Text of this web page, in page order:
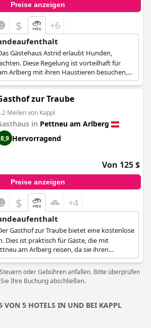
Preise anzeigen
$ +6
Gästehaus Astrid erlaubt Hunden,
Diese Regelung ist vorteilhaft für
Arlberg mit ihren Haustieren besuchen,
und einladende Option bietet.
zur Traube
Meilen von Kappl
in Pettneu am Arlberg
8,9 Hervorragend
Von 125 $
Preise anzeigen
$ +4
Gasthof zur Traube bietet eine kostenlose
Dies ist praktisch für Gäste, die mit
am Arlberg reisen, da sie ihren
ohne zusätzliche Kosten genießen
oder Gebühren anfallen. Bitte überprüfen
Ihre Buchung abschließen.
VON 5 HOTELS IN UND BEI KAPPL